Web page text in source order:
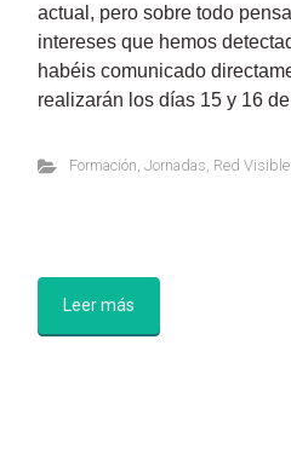
actual, pero sobre todo
intereses que hemos
habéis comunicado
realizarán los días 15 y 16
Formación Jornadas Red Visible
Leer más